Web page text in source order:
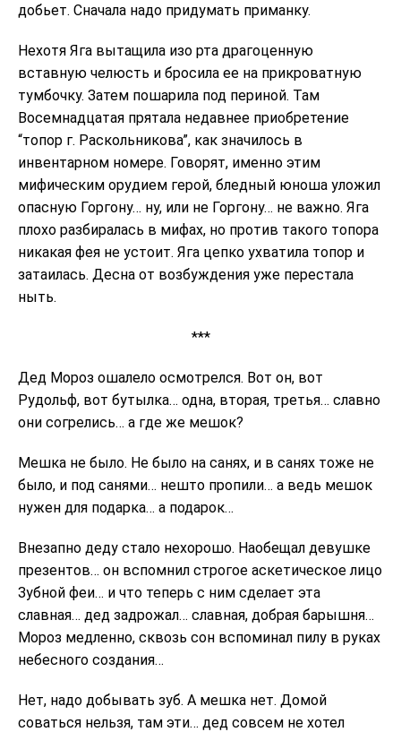
добьет. Сначала надо придумать приманку.
Нехотя Яга вытащила изо рта драгоценную
вставную челюсть и бросила ее на прикроватную
тумбочку. Затем пошарила под периной. Там
Восемнадцатая прятала недавнее приобретение
“топор г. Раскольникова”, как значилось в
инвентарном номере. Говорят, именно этим
мифическим орудием герой, бледный юноша уложил
опасную Горгону… ну, или не Горгону… не важно. Яга
плохо разбиралась в мифах, но против такого топора
никакая фея не устоит. Яга цепко ухватила топор и
затаилась. Десна от возбуждения уже перестала
ныть.
***
Дед Мороз ошалело осмотрелся. Вот он, вот
Рудольф, вот бутылка… одна, вторая, третья… славно
они согрелись… а где же мешок?
Мешка не было. Не было на санях, и в санях тоже не
было, и под санями… нешто пропили… а ведь мешок
нужен для подарка… а подарок…
Внезапно деду стало нехорошо. Наобещал девушке
презентов… он вспомнил строгое аскетическое лицо
Зубной феи… и что теперь с ним сделает эта
славная… дед задрожал… славная, добрая барышня…
Мороз медленно, сквозь сон вспоминал пилу в руках
небесного создания…
Нет, надо добывать зуб. А мешка нет. Домой
соваться нельзя, там эти… дед совсем не хотел